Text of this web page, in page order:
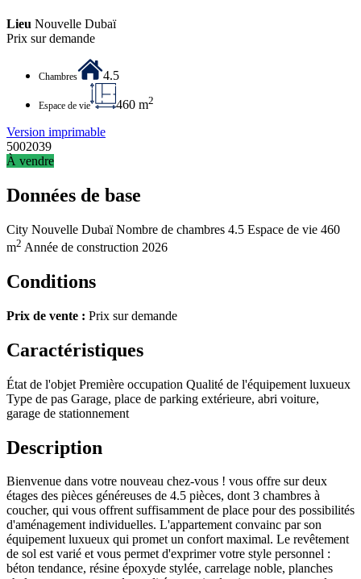
Lieu Nouvelle Dubaï
Prix sur demande
Chambres 4.5
Espace de vie 460 m2
Version imprimable
5002039
À vendre
Données de base
City Nouvelle Dubaï Nombre de chambres 4.5 Espace de vie 460
m2 Année de construction 2026
Conditions
Prix de vente : Prix sur demande
Caractéristiques
État de l'objet Première occupation Qualité de l'équipement luxueux
Type de pas Garage, place de parking extérieure, abri voiture,
garage de stationnement
Description
Bienvenue dans votre nouveau chez-vous ! vous offre sur deux
étages des pièces généreuses de 4.5 pièces, dont 3 chambres à
coucher, qui vous offrent suffisamment de place pour des possibilités
d'aménagement individuelles. L'appartement convainc par son
équipement luxueux qui promet un confort maximal. Le revêtement
de sol est varié et vous permet d'exprimer votre style personnel :
béton tendance, résine époxyde stylée, carrelage noble, planches